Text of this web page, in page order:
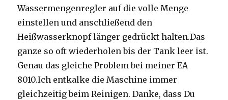
Wassermengenregler auf die volle Menge
einstellen und anschließend den
Heißwasserknopf länger gedrückt halten.Das
ganze so oft wiederholen bis der Tank leer ist.
Genau das gleiche Problem bei meiner EA
8010.Ich entkalke die Maschine immer
gleichzeitig beim Reinigen. Danke, dass Du